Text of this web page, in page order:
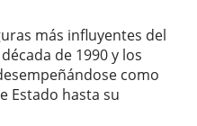
más influyentes del
de 1990 y los
como
Estado hasta su